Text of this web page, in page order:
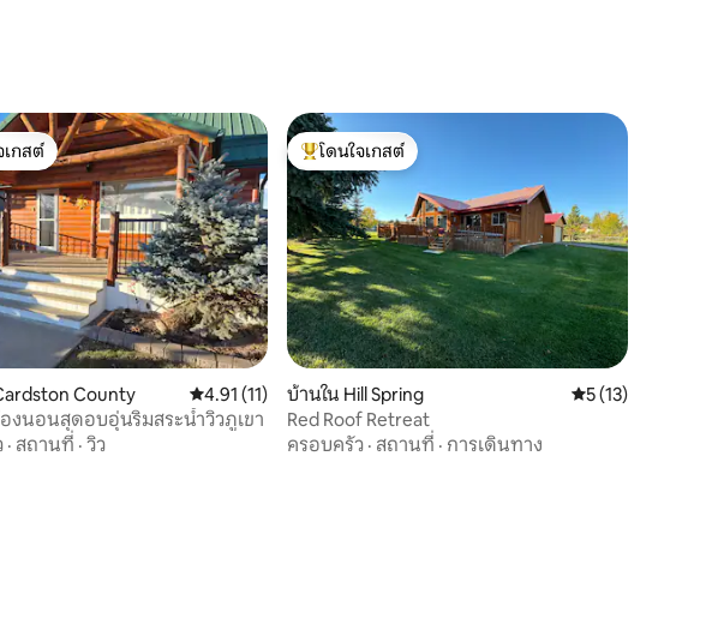
18 รีวิว
สต์ที่สุด
เกสต์
County คะแนนเฉลี่ย 4.91 จาก 5, 11 รีวิว
4.91 (11)
งนอนสุดอบอุ่นริมสระน้ำวิวภูเขา
· สถานที่ · วิว
โดนใจเกสต์ที่สุด
โดนใจเกสต์
บ้านใน Hill Spring คะแนนเฉลี่ย 5 จาก
5 (13)
Red Roof Retreat
ครอบครัว · สถานที่ · การเดินทาง